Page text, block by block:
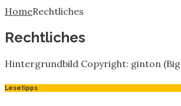
HomeRechtliches
Rechtliches
Hintergrundbild Copyright: ginton
Lesetipps